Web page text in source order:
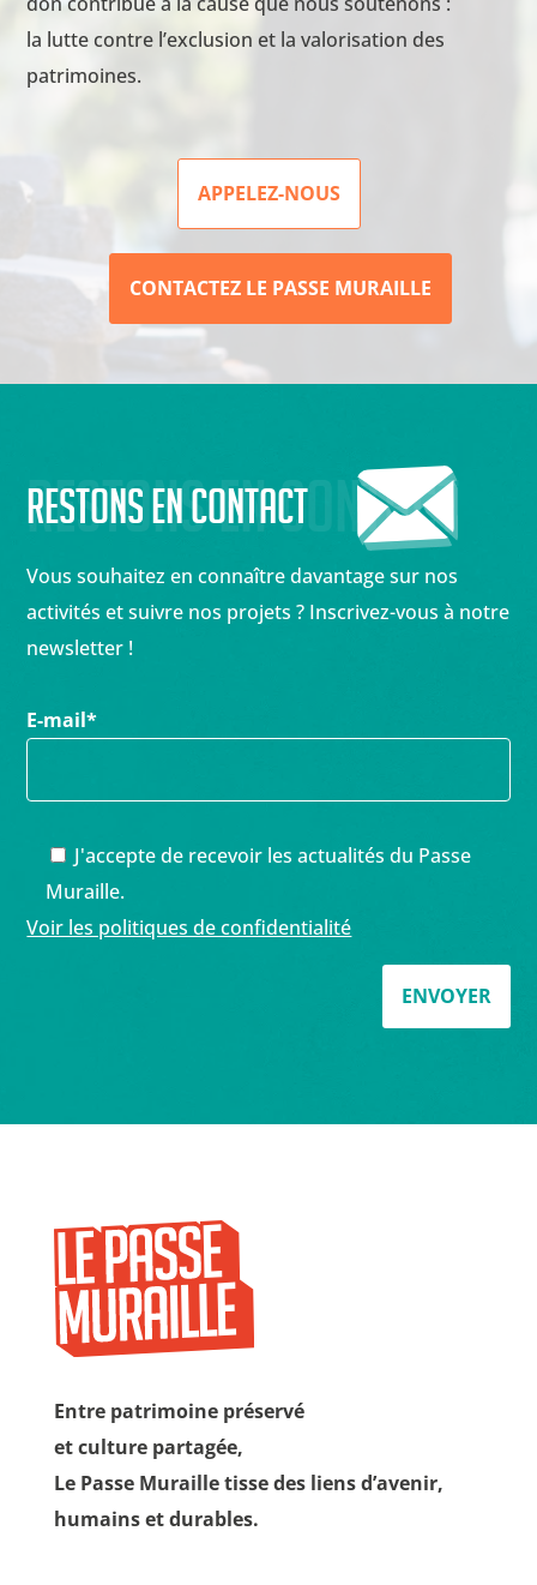
la lutte contre l’exclusion et la valorisation des
patrimoines.
APPELEZ-NOUS
CONTACTEZ LE PASSE MURAILLE
Restons en contact
Restons en contact
Vous souhaitez en connaître davantage sur nos
activités et suivre nos projets ? Inscrivez-vous à notre
newsletter !
E-mail*
J'accepte de recevoir les actualités du Passe
Muraille.
Voir les politiques de confidentialité
ENVOYER
Entre patrimoine préservé
et culture partagée,
Le Passe Muraille tisse des liens d’avenir,
humains et durables.